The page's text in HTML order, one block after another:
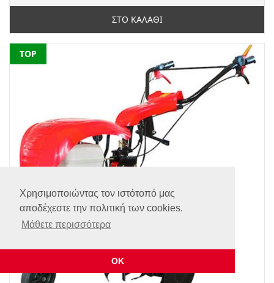
Χρησιμοποιώντας τον ιστότοπό μας
αποδέχεστε την πολιτική των cookies.
Μάθετε περισσότερα
ΟΚ
ΣΤΟ ΚΑΛΑΘΙ
NEW
TOP